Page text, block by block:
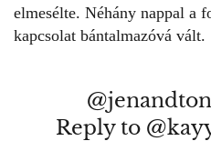
elmesélte. Néhány nappal a
kapcsolat bántalmazóvá vált.
Reply to